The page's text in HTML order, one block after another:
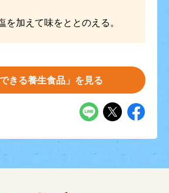
を加えて味をととのえる。
できる養生食品」を見る